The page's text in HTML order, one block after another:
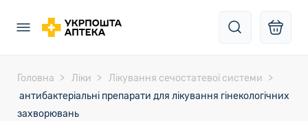
Головна Ліки
Лікування сечостатевої системи
антибактеріальні препарати для лікування гінекологічних
захворювань